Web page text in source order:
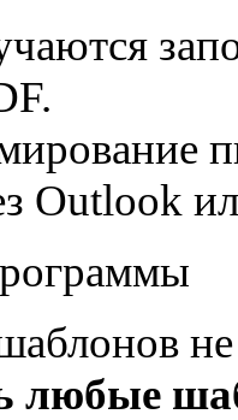
Outlook
любые